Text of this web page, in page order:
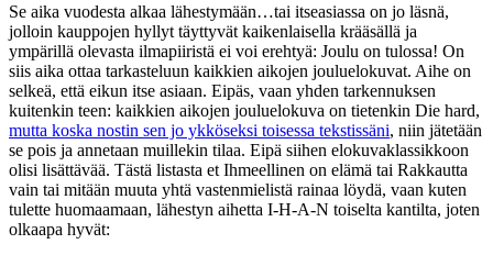
Se aika vuodesta alkaa lähestymään…tai itseasiassa on jo läsnä,
jolloin kauppojen hyllyt täyttyvät kaikenlaisella krääsällä ja
ympärillä olevasta ilmapiiristä ei voi erehtyä: Joulu on tulossa! On
siis aika ottaa tarkasteluun kaikkien aikojen jouluelokuvat. Aihe on
selkeä, että eikun itse asiaan. Eipäs, vaan yhden tarkennuksen
kuitenkin teen: kaikkien aikojen jouluelokuva on tietenkin Die hard,
mutta koska nostin sen jo ykköseksi toisessa tekstissäni, niin jätetään
se pois ja annetaan muillekin tilaa. Eipä siihen elokuvaklassikkoon
olisi lisättävää. Tästä listasta et Ihmeellinen on elämä tai Rakkautta
vain tai mitään muuta yhtä vastenmielistä rainaa löydä, vaan kuten
tulette huomaamaan, lähestyn aihetta I-H-A-N toiselta kantilta, joten
olkaapa hyvät: